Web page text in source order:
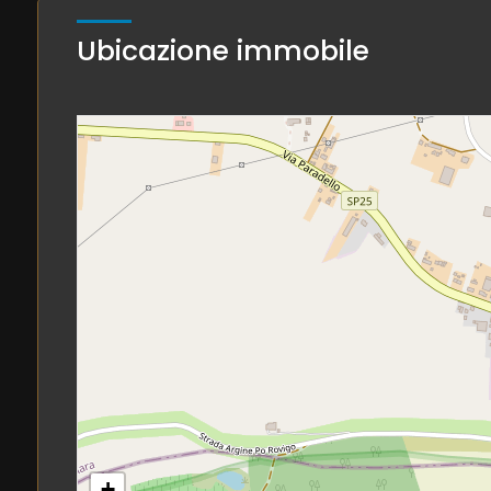
Ubicazione immobile
Giardino
Posto auto/Box
Balcone/Terrazzo
Ascensore
Lusso